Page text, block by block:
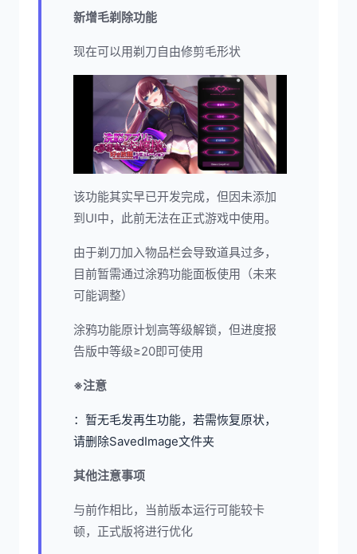
新增毛剃除功能
现在可以用剃刀自由修剪毛形状
该功能其实早已开发完成，但因未添加
到UI中，此前无法在正式游戏中使用。
由于剃刀加入物品栏会导致道具过多，
目前暂需通过涂鸦功能面板使用（未来
可能调整）
涂鸦功能原计划高等级解锁，但进度报
告版中等级≥20即可使用
※注意
：暂无毛发再生功能，若需恢复原状，
请删除SavedImage文件夹
其他注意事项
与前作相比，当前版本运行可能较卡
顿，正式版将进行优化